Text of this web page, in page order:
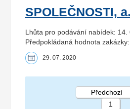
SPOLEČNOSTI,
Lhůta pro podávání nabídek: 14.
Předpokládaná hodnota
29. 07. 2020
Předchozí
1